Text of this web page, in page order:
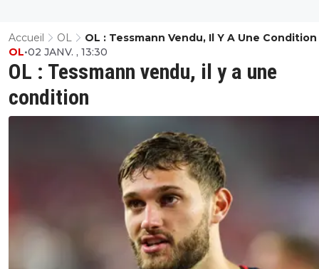
Accueil OL OL : Tessmann Vendu, Il Y A Une Condition
OL : Tessmann vendu, il y a une
condition
OL•02 JANV. , 13:30